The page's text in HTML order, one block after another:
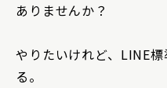
ありませんか？
やりたいけれど、LINE
る。